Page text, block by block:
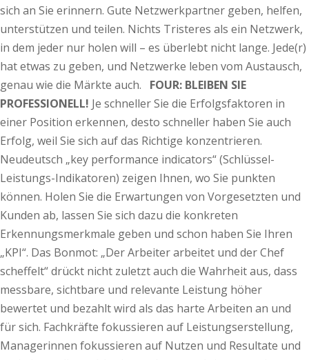
sich an Sie erinnern. Gute Netzwerkpartner geben, helfen,
unterstützen und teilen. Nichts Tristeres als ein Netzwerk,
in dem jeder nur holen will – es überlebt nicht lange. Jede(r)
hat etwas zu geben, und Netzwerke leben vom Austausch,
genau wie die Märkte auch. FOUR: BLEIBEN SIE
PROFESSIONELL! Je schneller Sie die Erfolgsfaktoren in
einer Position erkennen, desto schneller haben Sie auch
Erfolg, weil Sie sich auf das Richtige konzentrieren.
Neudeutsch „key performance indicators“ (Schlüssel-
Leistungs-Indikatoren) zeigen Ihnen, wo Sie punkten
können. Holen Sie die Erwartungen von Vorgesetzten und
Kunden ab, lassen Sie sich dazu die konkreten
Erkennungsmerkmale geben und schon haben Sie Ihren
„KPI“. Das Bonmot: „Der Arbeiter arbeitet und der Chef
scheffelt“ drückt nicht zuletzt auch die Wahrheit aus, dass
messbare, sichtbare und relevante Leistung höher
bewertet und bezahlt wird als das harte Arbeiten an und
für sich. Fachkräfte fokussieren auf Leistungserstellung,
Managerinnen fokussieren auf Nutzen und Resultate und